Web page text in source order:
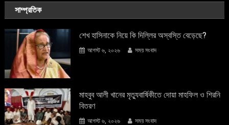
সাম্প্রতিক
শেখ হাসিনাকে নিয়ে কি দিল্লির অস্বস্তি বেড়েছে?
আগস্ট ৬, ২০২৬ সময় সংবাদ
মাহবুব আলী খানের মৃত্যুবার্ষিকীতে দোয়া মাহফিল ও শিরনি
বিতরণ
আগস্ট ৬, ২০২৬ সময় সংবাদ